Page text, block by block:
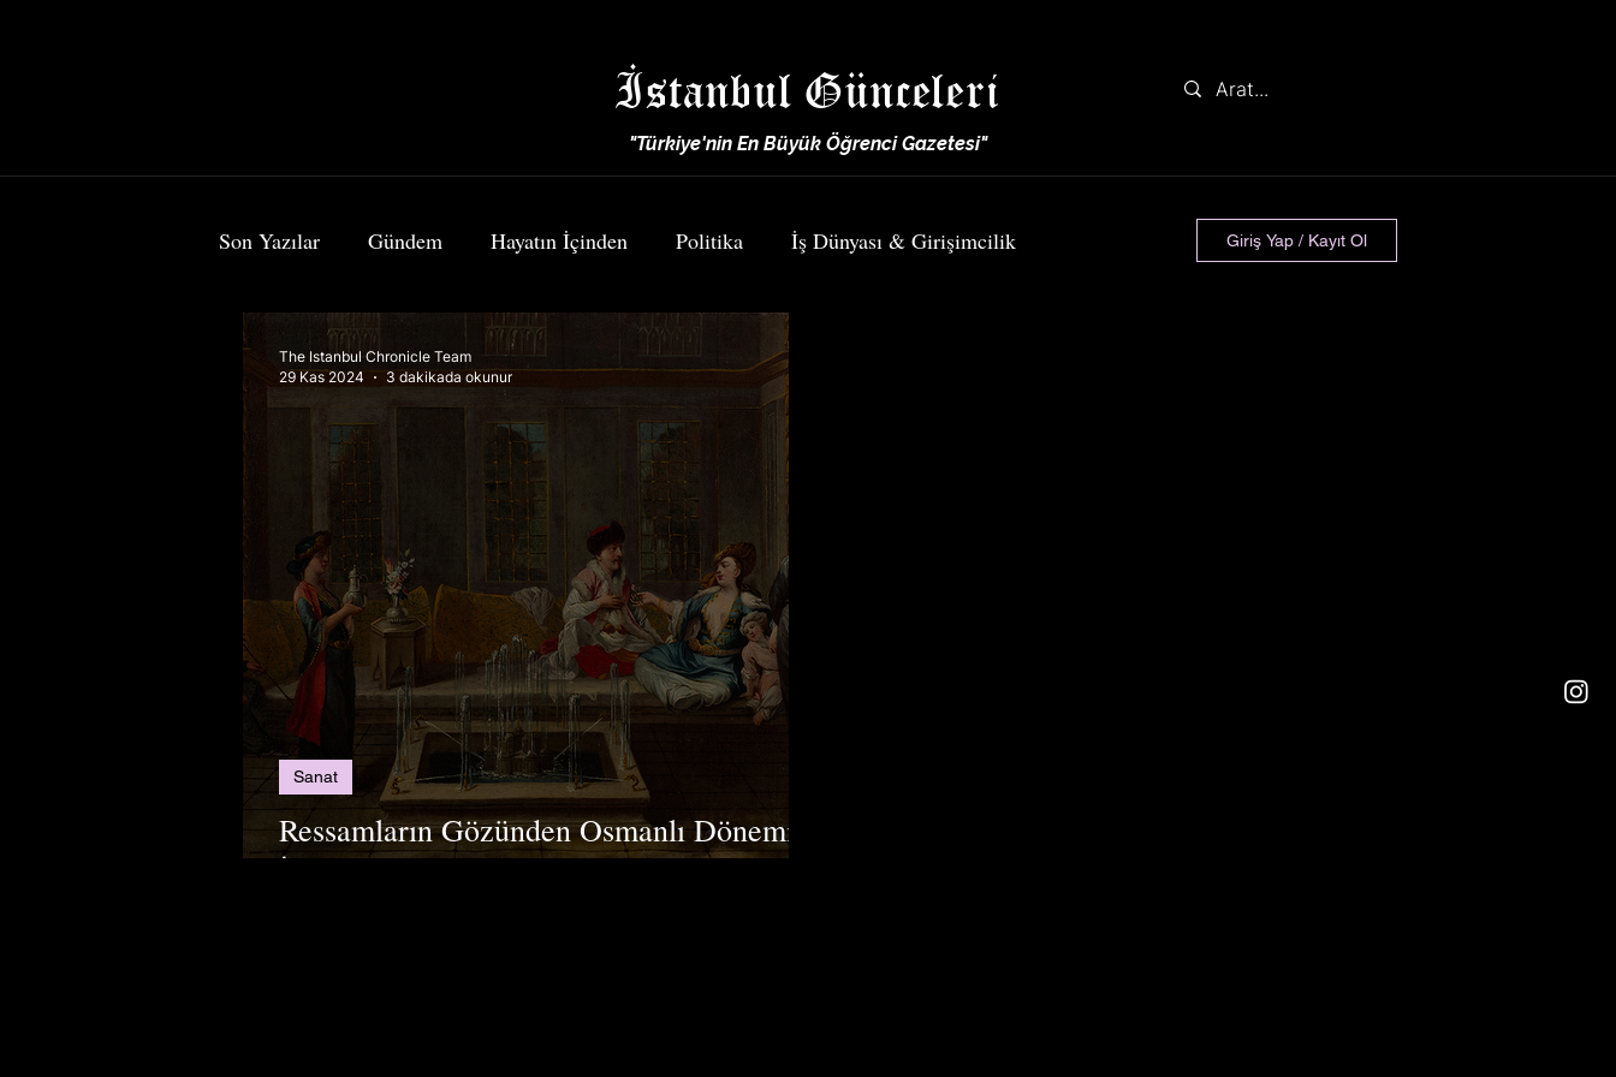
İstanbul Günceleri
"Türkiye'nin En Büyük Öğrenci Gazetesi"
Son Yazılar Gündem Hayatın İçinden Politika İş Dünyası & Girişimcilik
Bilim & Teknoloji Sanat Yemek & Seyahat
Giriş Yap / Kayıt Ol
Ressamların Gözünden Osmanlı Dönemi
İstanbul’u
Sanat
The Istanbul Chronicle Team
29 Kas 2024
3 dakikada okunur